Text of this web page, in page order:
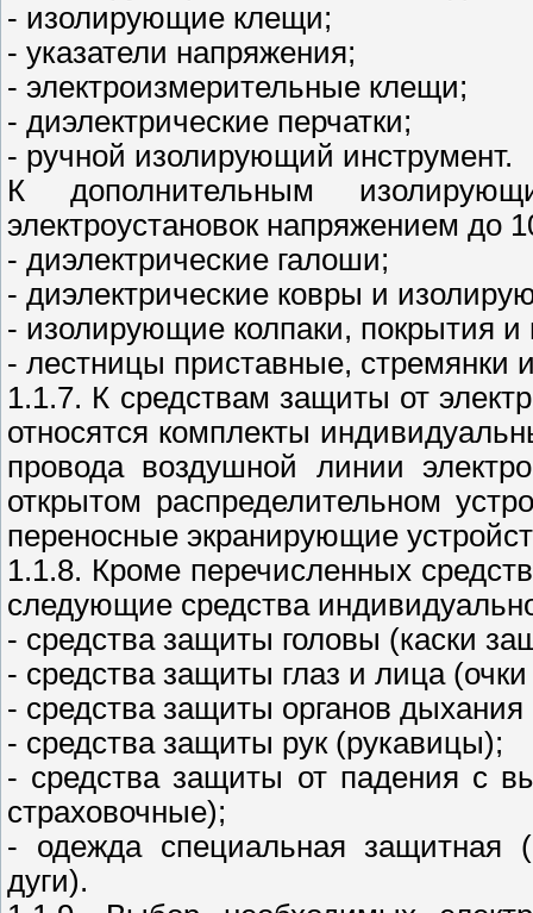
- изолирующие клещи;
- указатели напряжения;
- электроизмерительные клещи;
- диэлектрические перчатки;
- ручной изолирующий инструмент.
К дополнительным
электроустановок напряжением до
- диэлектрические галоши;
- диэлектрические ковры и
- изолирующие колпаки, покрытия и
- лестницы приставные, стремянки
1.1.7. К средствам защиты от
относятся комплекты
провода воздушной линии
открытом распределительном
переносные экранирующие
1.1.8. Кроме перечисленных
следующие средства
- средства защиты головы (каски
- средства защиты глаз и лица
- средства защиты органов
- средства защиты рук (рукавицы);
- средства защиты от падения с
страховочные);
- одежда специальная защитная
дуги).